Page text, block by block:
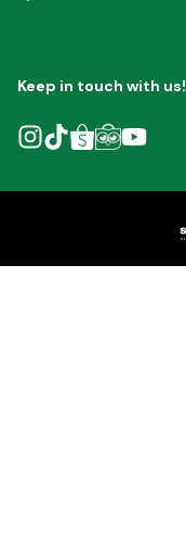
Keep in touch with us!